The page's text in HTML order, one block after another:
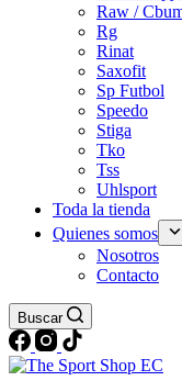
Raw /
Rg
Rinat
Saxofit
Sp Futbol
Speedo
Stiga
Tko
Tss
Uhlsport
Toda la tienda
Quienes somos
Nosotros
Contacto
Buscar